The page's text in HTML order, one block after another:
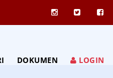
DOKUMEN LOGIN